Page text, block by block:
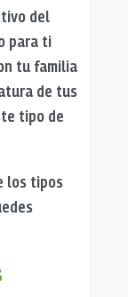
del
para ti
tu familia
de tus
tipo de
los tipos